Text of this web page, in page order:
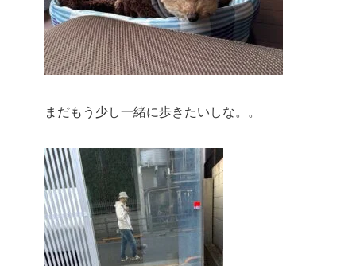
まだもう少し一緒に歩きたいしな。。